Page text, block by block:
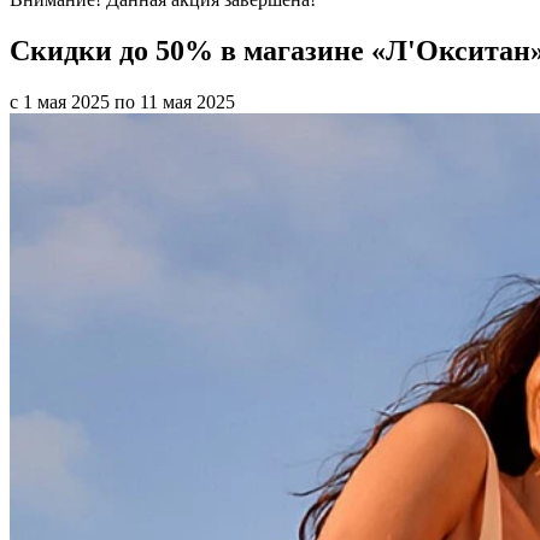
Скидки до 50% в магазине
с 1 мая 2025 по 11 мая 2025